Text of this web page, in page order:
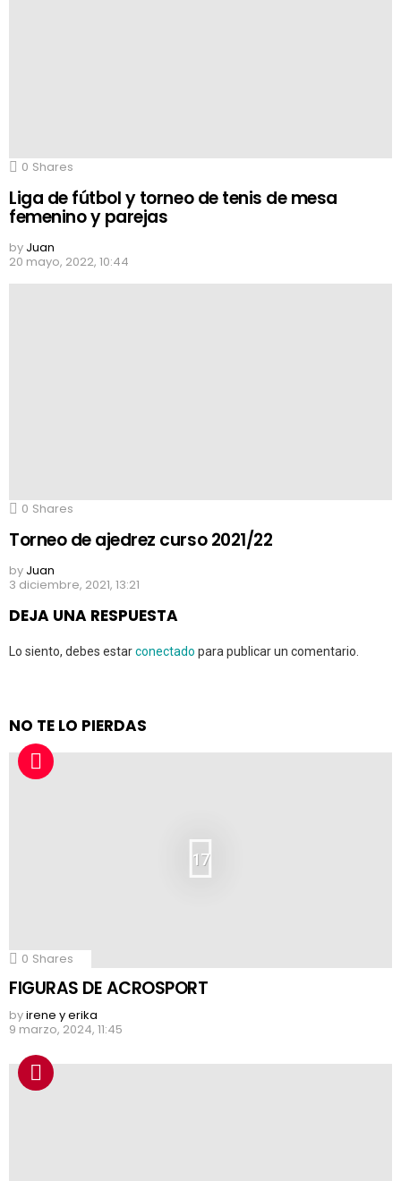
0 Shares
Liga de fútbol y torneo de tenis de mesa
femenino y parejas
by Juan
20 mayo, 2022, 10:44
0 Shares
Torneo de ajedrez curso 2021/22
by Juan
3 diciembre, 2021, 13:21
DEJA UNA RESPUESTA
Lo siento, debes estarconectado para publicar un comentario.
NO TE LO PIERDAS
17
0 Shares
FIGURAS DE ACROSPORT
byirene y erika
9 marzo, 2024, 11:45